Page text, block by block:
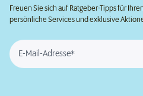
Freuen Sie sich auf Ratgeber-Tipps für
persönliche Services und exklusive
E-Mail-Adresse*